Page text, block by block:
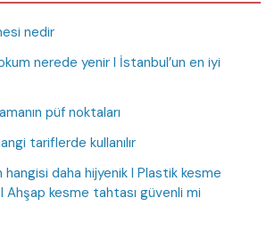
nedir
nerede yenir I İstanbul’un en iyi
püf noktaları
tariflerde kullanılır
hangisi daha hijyenik I Plastik kesme
Ahşap kesme tahtası güvenli mi